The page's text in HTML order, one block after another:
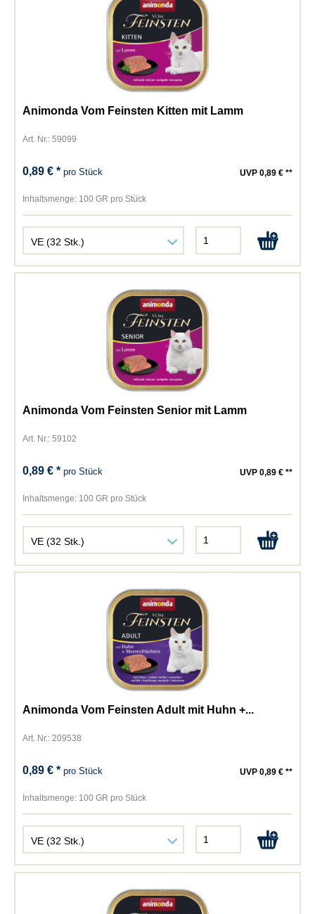
Animonda Vom Feinsten Kitten mit Lamm
Art. Nr.: 59099
0,89 € *pro Stück UVP 0,89 € **
Inhaltsmenge: 100 GR pro Stück
Animonda Vom Feinsten Senior mit Lamm
Art. Nr.: 59102
0,89 € *pro Stück UVP 0,89 € **
Inhaltsmenge: 100 GR pro Stück
Animonda Vom Feinsten Adult mit Huhn +...
Art. Nr.: 209538
0,89 € *pro Stück UVP 0,89 € **
Inhaltsmenge: 100 GR pro Stück